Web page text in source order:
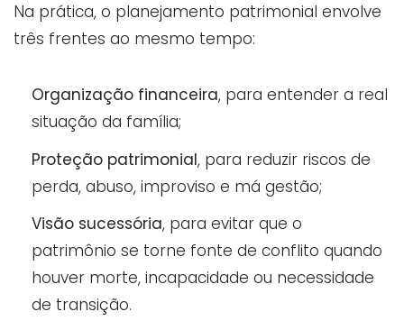
Na prática, o planejamento patrimonial envolve
três frentes ao mesmo tempo:
Organização financeira, para entender a real
situação da família;
Proteção patrimonial, para reduzir riscos de
perda, abuso, improviso e má gestão;
Visão sucessória, para evitar que o
patrimônio se torne fonte de conflito quando
houver morte, incapacidade ou necessidade
de transição.